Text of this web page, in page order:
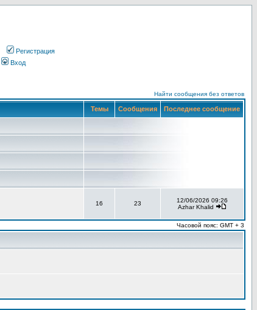
Регистрация
Вход
Найти сообщения без ответов
Темы Сообщения Последнее сообщение
16 23
12/06/2026 09:26
Azhar Khalid
Часовой пояс: GMT + 3